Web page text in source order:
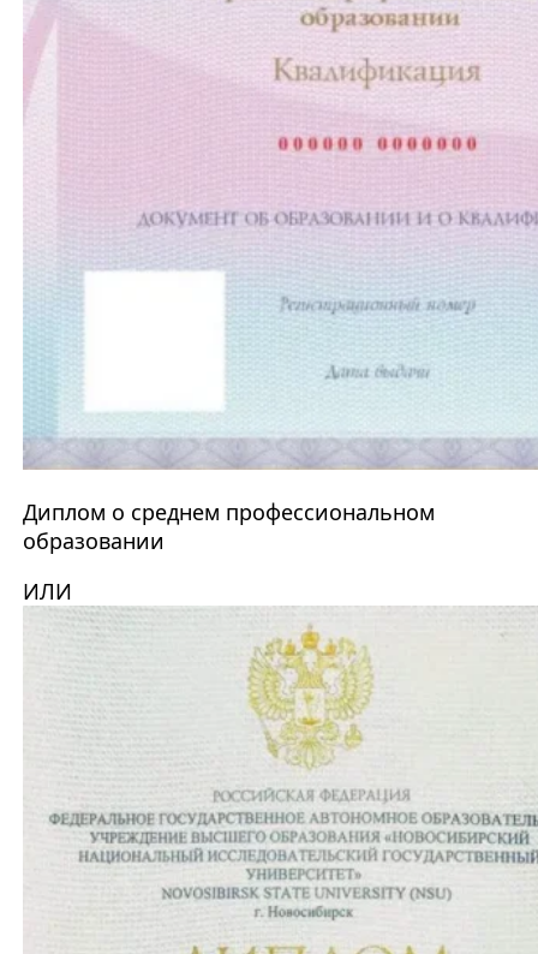
Диплом о среднем профессиональном
образовании
ИЛИ